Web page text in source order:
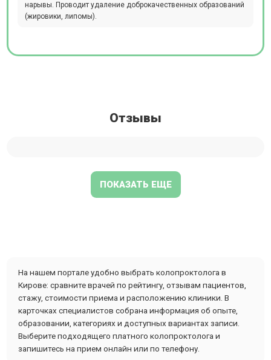
нарывы. Проводит удаление доброкачественных образований
(жировики, липомы).
Отзывы
ПОКАЗАТЬ ЕЩЕ
На нашем портале удобно выбрать колопроктолога в
Кирове: сравните врачей по рейтингу, отзывам пациентов,
стажу, стоимости приема и расположению клиники. В
карточках специалистов собрана информация об опыте,
образовании, категориях и доступных вариантах записи.
Выберите подходящего платного колопроктолога и
запишитесь на прием онлайн или по телефону.